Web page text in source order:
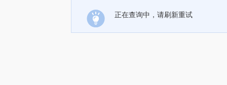
正在查询中，请刷新重试